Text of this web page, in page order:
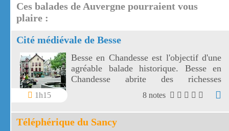
Ces balades de Auvergne pourraient vous
plaire :
Cité médiévale de Besse
1h15
Besse en Chandesse est l'objectif d'une
agréable balade historique. Besse en
Chandesse abrite des richesses
médiévales insoupçonnées.
8 notes
Téléphérique du Sancy